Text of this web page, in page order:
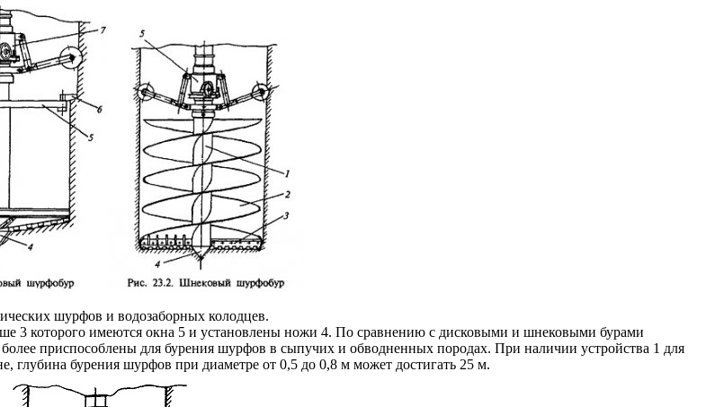
шурфов и водозаборных колодцев.
3 которого имеются окна 5 и установлены ножи 4. По сравнению с дисковыми и шнековыми бурами
приспособлены для бурения шурфов в сыпучих и обводненных породах. При наличии устройства 1 для
бурения шурфов при диаметре от 0,5 до 0,8 м может достигать 25 м.